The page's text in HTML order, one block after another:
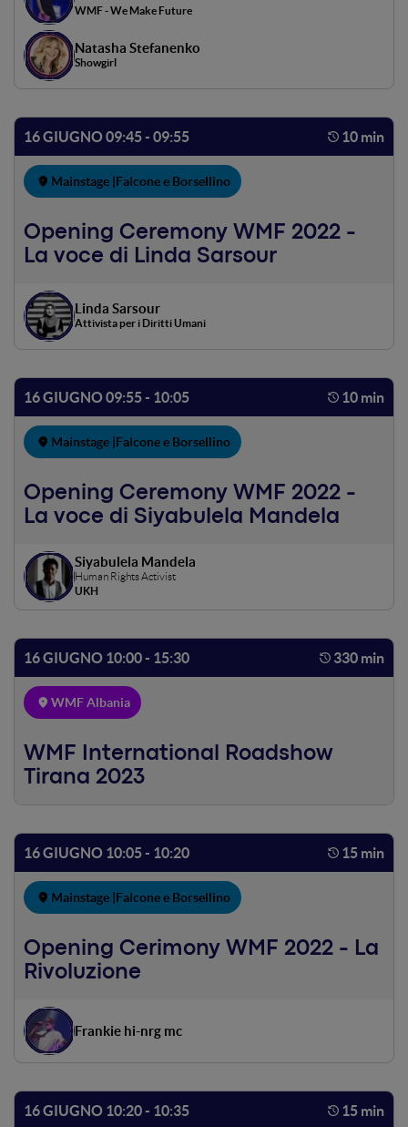
WMF - We Make Future
Natasha Stefanenko
Showgirl
16 GIUGNO 09:45 - 09:55 10 min
Mainstage | Falcone e Borsellino
Opening Ceremony WMF 2022 -
La voce di Linda Sarsour
Linda Sarsour
Attivista per i Diritti Umani
16 GIUGNO 09:55 - 10:05 10 min
Mainstage | Falcone e Borsellino
Opening Ceremony WMF 2022 -
La voce di Siyabulela Mandela
Siyabulela Mandela
Human Rights Activist
UKH
16 GIUGNO 10:00 - 15:30 330 min
WMF Albania
WMF International Roadshow
Tirana 2023
16 GIUGNO 10:05 - 10:20 15 min
Mainstage | Falcone e Borsellino
Opening Cerimony WMF 2022 - La
Rivoluzione
Frankie hi-nrg mc
16 GIUGNO 10:20 - 10:35 15 min